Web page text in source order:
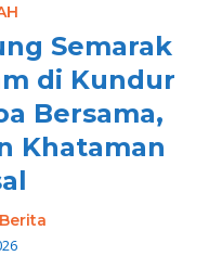
Semarak
di Kundur
Bersama,
Khataman
Berita